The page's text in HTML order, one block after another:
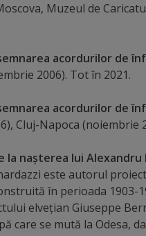
Muzeul de
acordurilor de
2006). Tot în 2021.
acordurilor de
Cluj-Napoca (noiembrie
la nașterea lui Alexandru
este autorul
în perioada 1903-
elvețian Giuseppe
care se mută la Odesa,